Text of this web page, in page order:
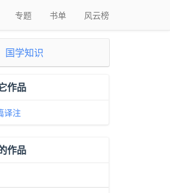
专题 书单 风云榜
国学知识
作品
译注
作品